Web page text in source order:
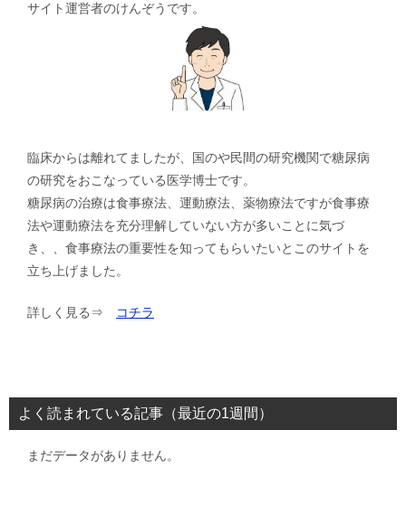
サイト運営者のけんぞうです。
臨床からは離れてましたが、国のや民間の研究機関で糖尿病
の研究をおこなっている医学博士です。
糖尿病の治療は食事療法、運動療法、薬物療法ですが食事療
法や運動療法を充分理解していない方が多いことに気づ
き、、食事療法の重要性を知ってもらいたいとこのサイトを
立ち上げました。
詳しく見る⇒ コチラ
よく読まれている記事（最近の1週間）
まだデータがありません。